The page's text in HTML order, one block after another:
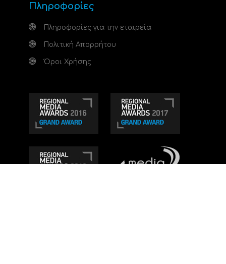
Πληροφορίες
Πληροφορίες για την εταιρεία
Πολιτική Απορρήτου
Όροι Χρήσης